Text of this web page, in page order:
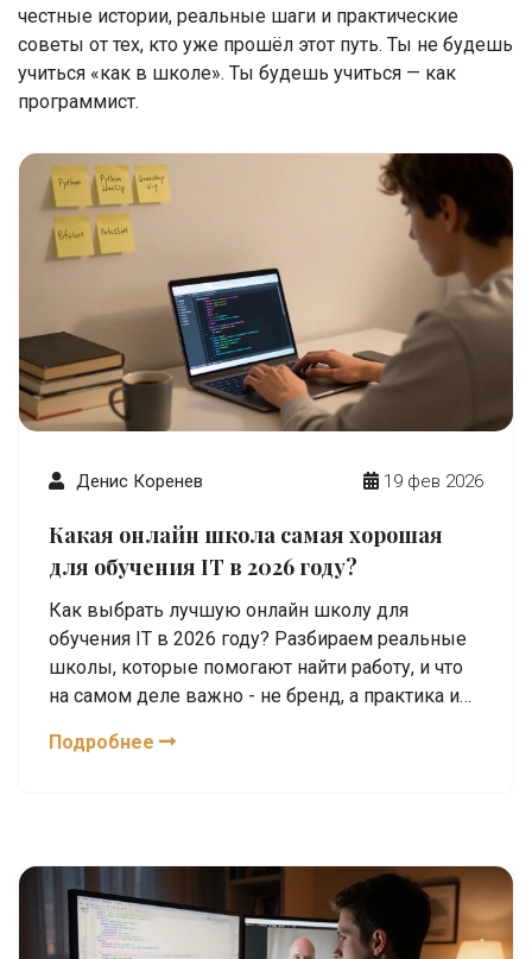
честные истории, реальные шаги и практические
советы от тех, кто уже прошёл этот путь. Ты не будешь
учиться «как в школе». Ты будешь учиться — как
программист.
Денис Коренев 19 фев 2026
Какая онлайн школа самая хорошая
для обучения IT в 2026 году?
Как выбрать лучшую онлайн школу для
обучения IT в 2026 году? Разбираем реальные
школы, которые помогают найти работу, и что
на самом деле важно - не бренд, а практика и
Подробнее